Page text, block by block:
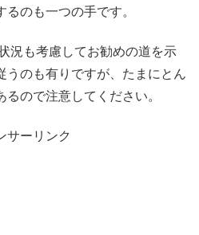
るのも一つの手です。
況も考慮してお勧めの道を示
うのも有りですが、たまにとん
ので注意してください。
サーリンク